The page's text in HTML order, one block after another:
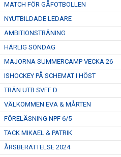
MATCH FÖR GÅFOTBOLLEN
NYUTBILDADE LEDARE
AMBITIONSTRÄNING
HÄRLIG SÖNDAG
MAJORNA SUMMERCAMP VECKA 26
ISHOCKEY PÅ SCHEMAT I HÖST
TRÄN.UTB SVFF D
VÄLKOMMEN EVA & MÅRTEN
FÖRELÄSNING NPF 6/5
TACK MIKAEL & PATRIK
ÅRSBERÄTTELSE 2024